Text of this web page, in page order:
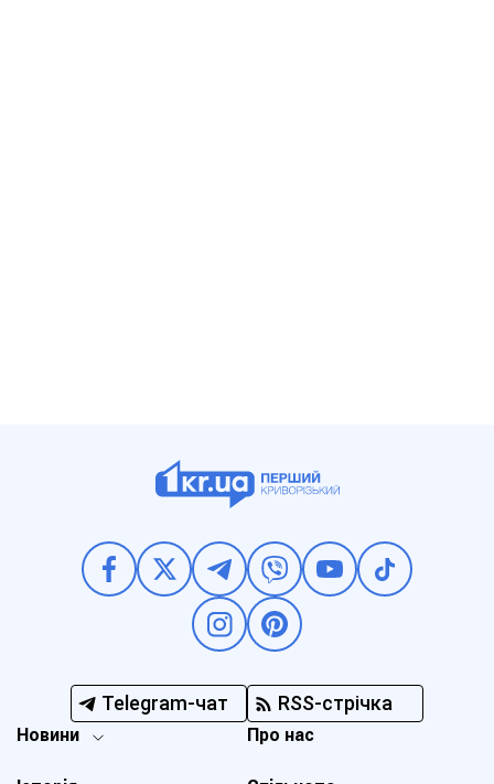
Telegram-чат RSS-стрічка
Новини Про нас